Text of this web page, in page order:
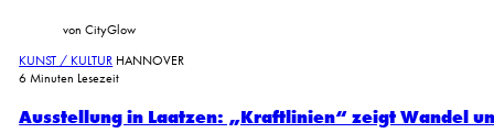
von CityGlow
KUNST / KULTUR HANNOVER
6 Minuten Lesezeit
Ausstellung in Laatzen: „Kraftlinien“ zeigt Wandel